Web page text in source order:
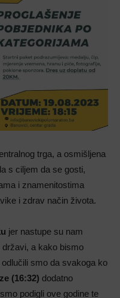
trga, a osmišljena
s ciljem da se gosti,
i znamenitostima
i zdrav način života.
jer nastupe su nam
državi, a kako bismo
smo da svakoga ko
(16:32) dodatno
podigli ove godine te